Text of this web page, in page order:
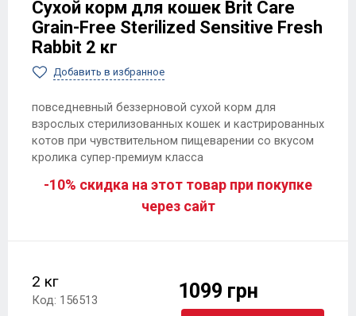
Сухой корм для кошек Brit Care
Grain-Free Sterilized Sensitive Fresh
Rabbit 2 кг
Добавить в избранное
повседневный беззерновой сухой корм для
взрослых стерилизованных кошек и кастрированных
котов при чувствительном пищеварении со вкусом
кролика супер-премиум класса
-10% скидка на этот товар при покупке
через сайт
2 кг
Код: 156513 1099 грн